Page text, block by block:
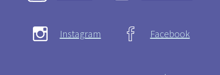
Instagram Facebook